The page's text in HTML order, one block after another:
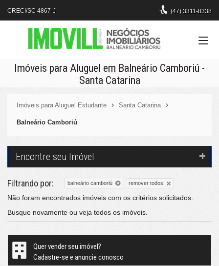
CRECI/SC 4867-J (47) 3311-8338
Imóveis para Aluguel em Balneário Camboriú -
Santa Catarina
Imóveis para Aluguel Estudante Santa Catarina
Balneário Camboriú
Encontre seu Imóvel
Filtrando por: balneário camboriú remover todos
Não foram encontrados imóveis com os critérios solicitados.
Busque novamente ou veja todos os imóveis
Quer vender seu imóvel?
Cadastre-se e anuncie conosco